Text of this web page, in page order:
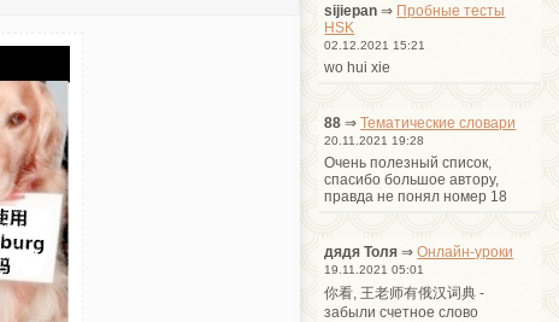
sijiepan ⇒ Пробные тесты
HSK
02.12.2021 15:21
wo hui xie
88 ⇒Тематические словари
20.11.2021 19:28
Очень полезный список,
спасибо большое автору,
правда не понял номер 18
дядя Толя ⇒Онлайн-уроки
19.11.2021 05:01
你看, 王老师有俄汉词典 -
забыли счетное слово